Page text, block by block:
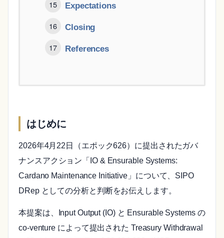
Expectations
Closing
References
はじめに
2026年4月22日（エポック626）に提出されたガバ
ナンスアクション「IO & Ensurable Systems:
Cardano Maintenance Initiative」について、SIPO
DRep としての分析と判断をお伝えします。
本提案は、Input Output (IO) と Ensurable Systems の
co-venture によって提出された Treasury Withdrawal